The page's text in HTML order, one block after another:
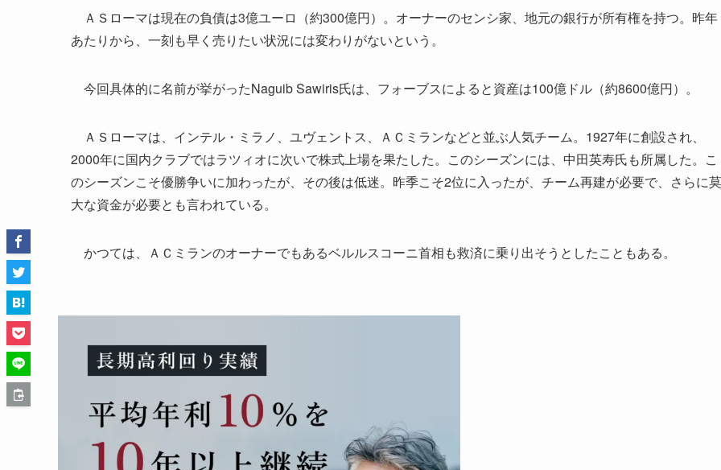
ＡＳローマは現在の負債は3億ユーロ（約300億円）。オーナーのセンシ家、地元の銀行が所有権を持つ。昨年
あたりから、一刻も早く売りたい状況には変わりがないという。
今回具体的に名前が挙がったNaguib Sawiris氏は、フォーブスによると資産は100億ドル（約8600億円）。
ＡＳローマは、インテル・ミラノ、ユヴェントス、ＡＣミランなどと並ぶ人気チーム。1927年に創設され、
2000年に国内クラブではラツィオに次いで株式上場を果たした。このシーズンには、中田英寿氏も所属した。こ
のシーズンこそ優勝争いに加わったが、その後は低迷。昨季こそ2位に入ったが、チーム再建が必要で、さらに莫
大な資金が必要とも言われている。
かつては、ＡＣミランのオーナーでもあるベルルスコーニ首相も救済に乗り出そうとしたこともある。